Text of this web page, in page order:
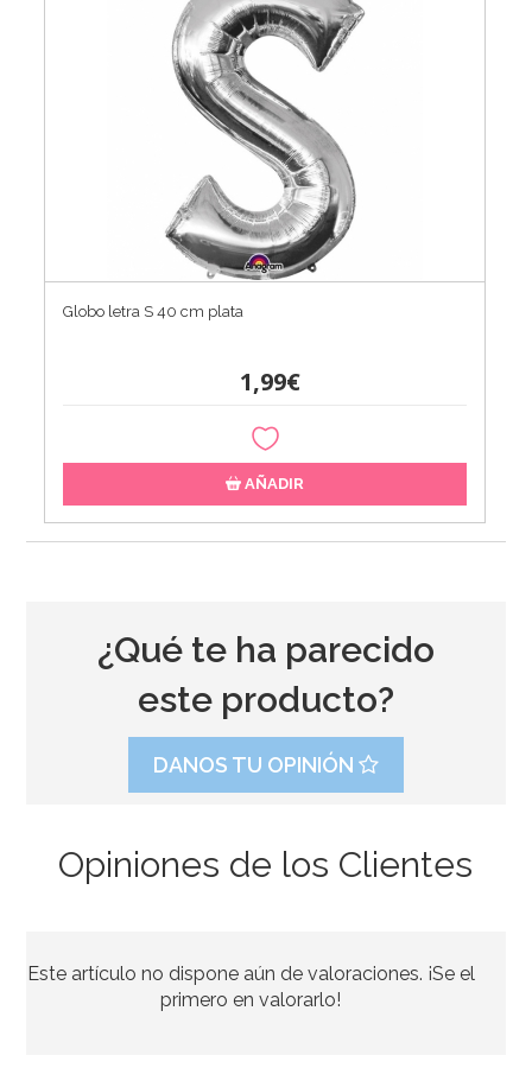
Globo letra S 40 cm plata
1,99€
AÑADIR
1,99€
¿Qué te ha parecido
este producto?
DANOS TU OPINIÓN
Opiniones de los Clientes
Este artículo no dispone aún de valoraciones. ¡Se el
primero en valorarlo!